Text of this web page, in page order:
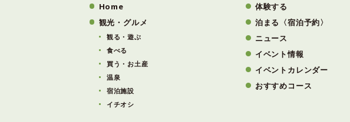
Home
観光・グルメ
観る・遊ぶ
食べる
買う・お土産
温泉
宿泊施設
イチオシ
体験する
泊まる〈宿泊予約〉
ニュース
イベント情報
イベントカレンダー
おすすめコース